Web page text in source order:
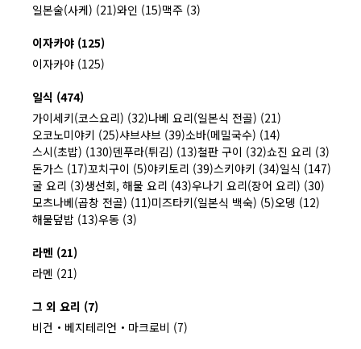
일본술(사케) (21)와인 (15)맥주 (3)
이자카야 (125)
이자카야 (125)
일식 (474)
가이세키(코스요리) (32)나베 요리(일본식 전골) (21)
오코노미야키 (25)샤브샤브 (39)소바(메밀국수) (14)
스시(초밥) (130)덴푸라(튀김) (13)철판 구이 (32)쇼진 요리 (3)
돈가스 (17)꼬치구이 (5)야키토리 (39)스키야키 (34)일식 (147)
굴 요리 (3)생선회, 해물 요리 (43)우나기 요리(장어 요리) (30)
모츠나베(곱창 전골) (11)미즈타키(일본식 백숙) (5)오뎅 (12)
해물덮밥 (13)우동 (3)
라멘 (21)
라멘 (21)
그 외 요리 (7)
비건・베지테리언・마크로비 (7)